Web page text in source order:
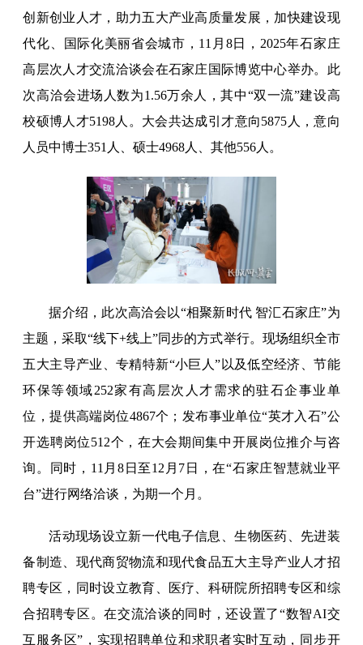
创新创业人才，助力五大产业高质量发展，加快建设现
代化、国际化美丽省会城市，11月8日，2025年石家庄
高层次人才交流洽谈会在石家庄国际博览中心举办。此
次高洽会进场人数为1.56万余人，其中“双一流”建设高
校硕博人才5198人。大会共达成引才意向5875人，意向
人员中博士351人、硕士4968人、其他556人。
据介绍，此次高洽会以“相聚新时代 智汇石家庄”为
主题，采取“线下+线上”同步的方式举行。现场组织全市
五大主导产业、专精特新“小巨人”以及低空经济、节能
环保等领域252家有高层次人才需求的驻石企事业单
位，提供高端岗位4867个；发布事业单位“英才入石”公
开选聘岗位512个，在大会期间集中开展岗位推介与咨
询。同时，11月8日至12月7日，在“石家庄智慧就业平
台”进行网络洽谈，为期一个月。
活动现场设立新一代电子信息、生物医药、先进装
备制造、现代商贸物流和现代食品五大主导产业人才招
聘专区，同时设立教育、医疗、科研院所招聘专区和综
合招聘专区。在交流洽谈的同时，还设置了“数智AI交
互服务区”，实现招聘单位和求职者实时互动，同步开